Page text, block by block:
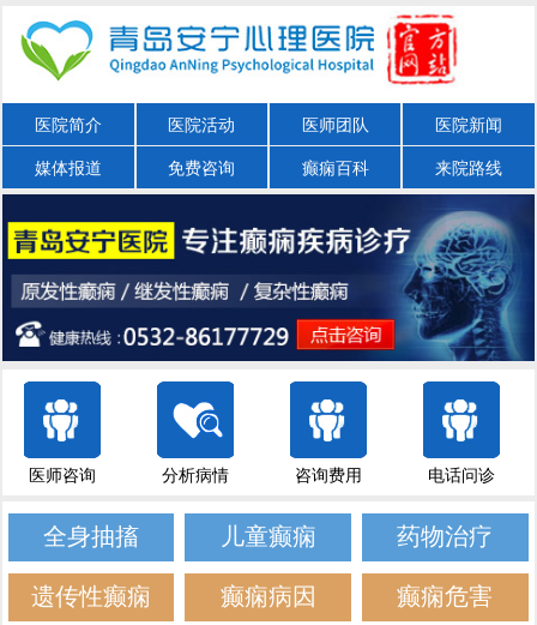
医院简介 医院活动 医师团队 医院新闻
媒体报道 免费咨询 癫痫百科 来院路线
医师咨询 分析病情 咨询费用 电话问诊
全身抽搐 儿童癫痫 药物治疗
遗传性癫痫 癫痫病因 癫痫危害